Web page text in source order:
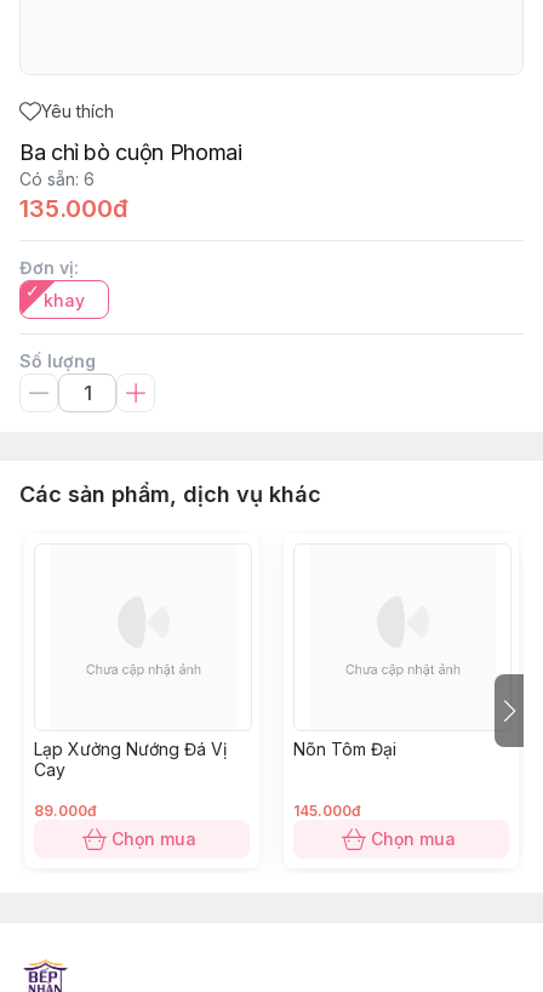
Yêu thích
Ba chỉ bò cuộn Phomai
Có sẵn: 6
135.000đ
Đơn vị:
khay
Số lượng
Các sản phẩm, dịch vụ khác
Lạp Xưởng Nướng Đá Vị
Cay
89.000đ
Chọn mua
Nõn Tôm Đại
145.000đ
Chọn mua